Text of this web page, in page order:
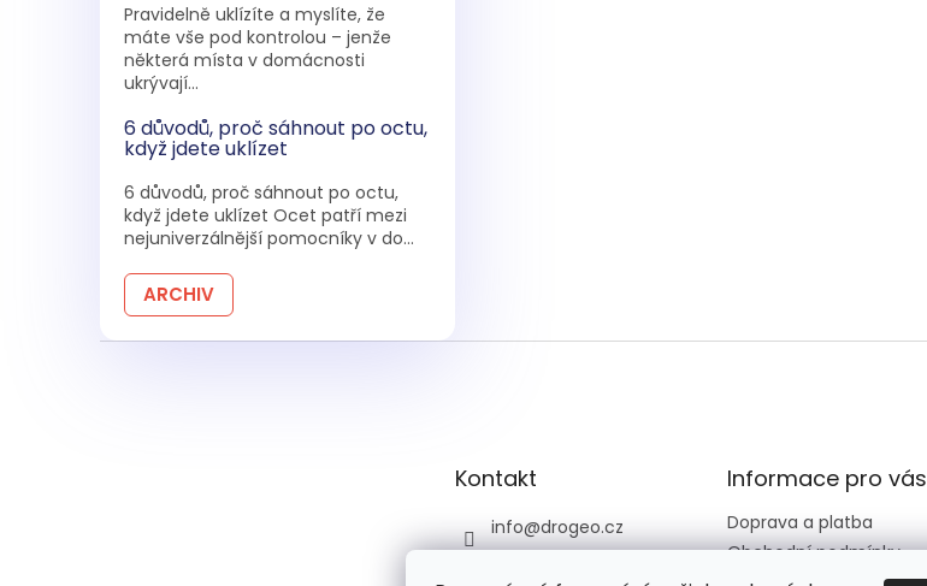
Pravidelně uklízíte a myslíte, že
máte vše pod kontrolou – jenže
některá místa v domácnosti
ukrývají...
6 důvodů, proč sáhnout po octu,
když jdete uklízet
6 důvodů, proč sáhnout po octu,
když jdete uklízet Ocet patří mezi
nejuniverzálnější pomocníky v do...
ARCHIV
Kontakt
info@drogeo.cz
Informace pro vás
Doprava a platba
Obchodní podmínky